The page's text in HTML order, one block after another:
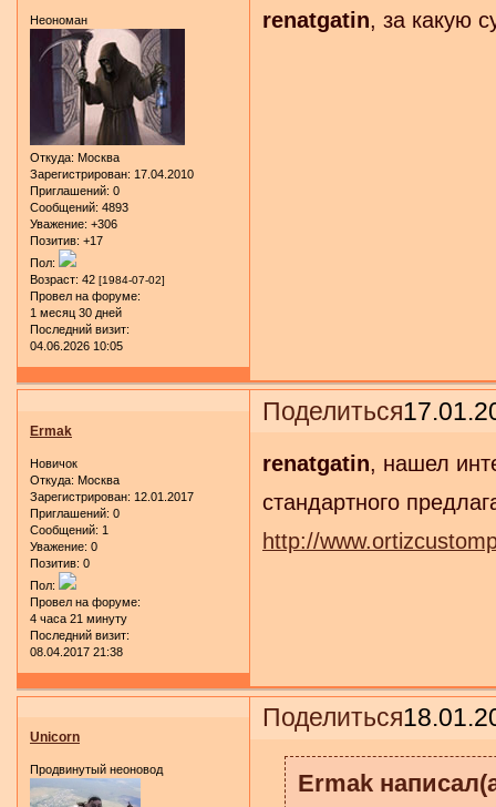
Неономан
Откуда: Москва
Зарегистрирован: 17.04.2010
Приглашений: 0
Сообщений: 4893
Уважение: +306
Позитив: +17
Пол:
Возраст: 42 [1984-07-02]
Провел на форуме:
1 месяц 30 дней
Последний визит:
04.06.2026 10:05
renatgatin, за какую
Поделиться
Ermak
Новичок
Откуда: Москва
Зарегистрирован: 12.01.2017
Приглашений: 0
Сообщений: 1
Уважение: 0
Позитив: 0
Пол:
Провел на форуме:
4 часа 21 минуту
Последний визит:
08.04.2017 21:38
renatgatin, нашел
стандартного
http://
Поделиться
Unicorn
Продвинутый неоновод Ermak